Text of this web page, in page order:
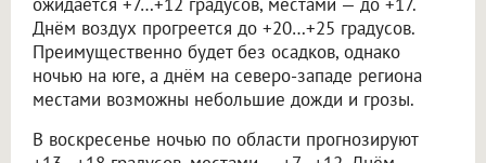
Днём воздух прогреется до +20…+25 градусов.
Преимущественно будет без осадков, однако
ночью на юге, а днём на северо-западе региона
местами возможны небольшие дожди и грозы.
В воскресенье ночью по области прогнозируют